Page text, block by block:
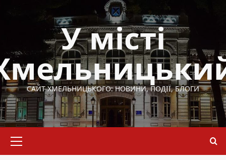
У місті
САЙТ ХМЕЛЬНИЦЬКОГО: НОВИНИ, ПОДІЇ, БЛОГИ
меню